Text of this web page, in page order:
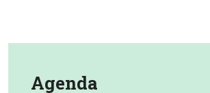
Agenda